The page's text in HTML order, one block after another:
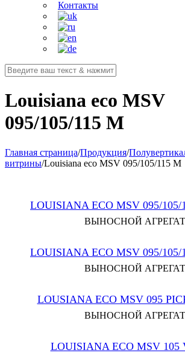
Контакты
Louisiana eco MSV
095/105/115 M
Главная страница/Продукция/
витрины/Louisiana eco MSV 095/105/115 M
LOUISIANA ECO MSV 095/105/
ВЫНОСНОЙ АГРЕГАТ
LOUISIANA ECO MSV 095/
ВЫНОСНОЙ АГРЕГАТ
LOUSIANA ECO MSV 095
ВЫНОСНОЙ АГРЕГАТ
LOUISIANA ECO MSV 105